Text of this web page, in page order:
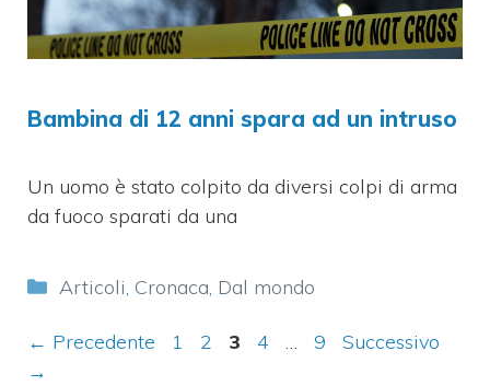
Bambina di 12 anni spara ad un intruso
Un uomo è stato colpito da diversi colpi di arma
da fuoco sparati da una
Categorie
Articoli Cronaca Dal mondo
← Precedente Pagina
1 Pagina
2 Pagina
3 Pagina
4 Pagina
9
Successivo
→